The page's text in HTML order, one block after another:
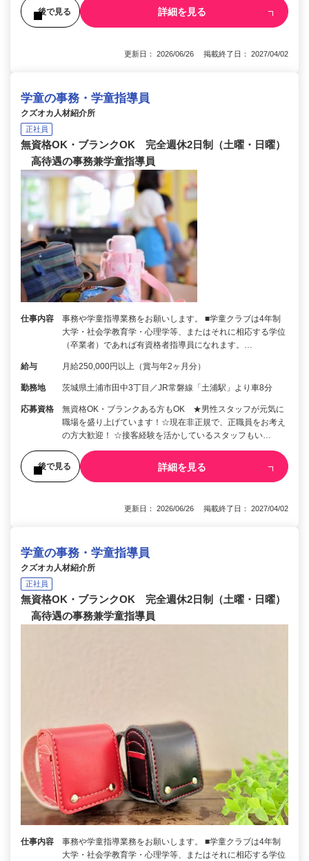
後で見る 詳細を見る
更新日： 2026/06/26 掲載終了日： 2027/04/02
学童の事務・学童指導員
クズオカ人材紹介所
正社員
無資格OK・ブランクOK 完全週休2日制（土曜・日曜）
高待遇の事務兼学童指導員
仕事内容
事務や学童指導業務をお願いします。 ■学童クラブは4年制
大学・社会学教育学・心理学等、またはそれに相応する学位
（卒業者）であれば有資格者指導員になれます。…
給与 月給250,000円以上（賞与年2ヶ月分）
勤務地 茨城県土浦市田中3丁目／JR常磐線「土浦駅」より車8分
応募資格
無資格OK・ブランクある方もOK ★男性スタッフが元気に
職場を盛り上げています！☆現在非正規で、正職員をお考え
の方大歓迎！ ☆接客経験を活かしているスタッフもい…
後で見る 詳細を見る
更新日： 2026/06/26 掲載終了日： 2027/04/02
学童の事務・学童指導員
クズオカ人材紹介所
正社員
無資格OK・ブランクOK 完全週休2日制（土曜・日曜）
高待遇の事務兼学童指導員
仕事内容
事務や学童指導業務をお願いします。 ■学童クラブは4年制
大学・社会学教育学・心理学等、またはそれに相応する学位